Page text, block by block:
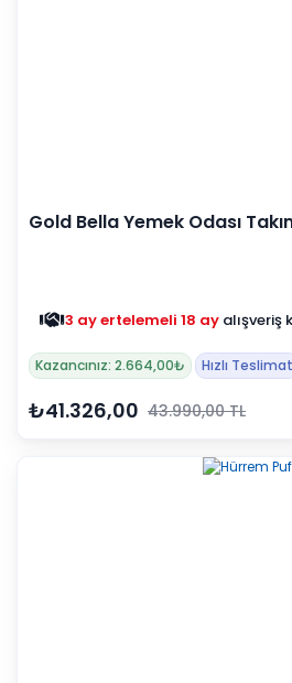
Gold Bella Yemek Odası
3 ay ertelemeli 18 ay alışveriş
Kazancınız: 2.664,00₺ Hızlı Teslimat
₺41.326,00 43.990,00 TL